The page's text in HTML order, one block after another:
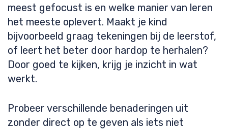
meest gefocust is en welke manier van leren
het meeste oplevert. Maakt je kind
bijvoorbeeld graag tekeningen bij de leerstof,
of leert het beter door hardop te herhalen?
Door goed te kijken, krijg je inzicht in wat
werkt.
Probeer verschillende benaderingen uit
zonder direct op te geven als iets niet